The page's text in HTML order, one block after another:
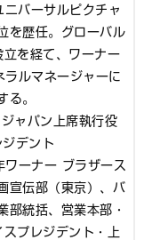
バーサルピクチャ
を歴任。グローバル
を経て、ワーナー
ルマネージャーに
る。
ャパン上席執行役
デント
ーナー ブラザース
宣伝部（東京）、バ
部統括、営業本部・
プレジデント・上